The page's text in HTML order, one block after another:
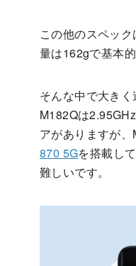
この他のスペッ
量は162gで基本
そんな中で大き
M182Qは
アがありますが
870 5Gを搭載し
難しいです。